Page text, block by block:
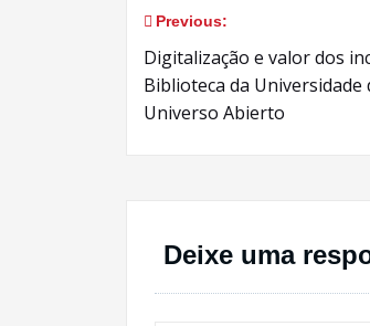
Navegação
de
Previous:
Digitalização e valor dos
Biblioteca da
Universo Abierto
Deixe uma